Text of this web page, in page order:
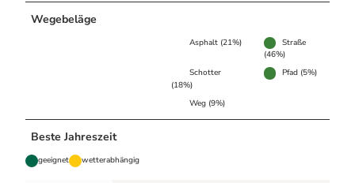
Wegebeläge
Asphalt (21%)
Straße
(46%)
Schotter
(18%)
Pfad (5%)
Weg (9%)
Beste Jahreszeit
geeignet wetterabhängig